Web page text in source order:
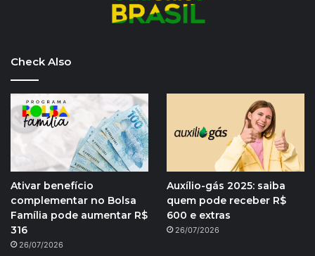
Check Also
Ativar benefício
complementar no Bolsa
Família pode aumentar R$
316
26/07/2026
Auxílio-gás 2025: saiba
quem pode receber R$
600 e extras
26/07/2026